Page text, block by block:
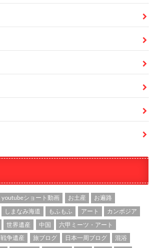
youtubeショート動画 お土産
お遍路
しまなみ海道 もふもふ アート
カンボジア
世界遺産 中国
六甲ミーツ・アート
戦争遺産 旅ブログ 日本一周ブログ
混浴